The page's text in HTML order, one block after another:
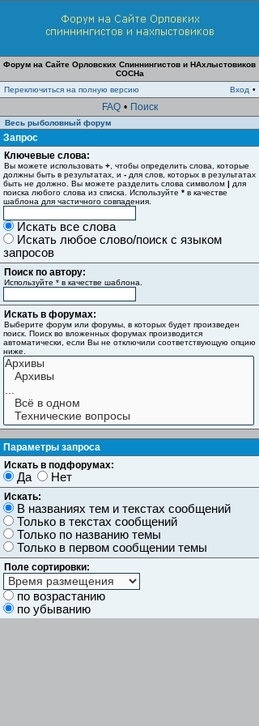
Форум на Сайте Орловских Спиннингистов и НАхлыстовиков
СОСНа
Переключиться на полную версию
Вход •
FAQ • Поиск
Весь рыболовный форум
Запрос
Ключевые слова:
Вы можете использовать + , чтобы определить слова, которые
должны быть в результатах, и - для слов, которых в результатах
быть не должно. Вы можете разделить слова символом | для
поиска любого слова из списка. Используйте * в качестве
шаблона для частичного совпадения.
Искать все слова
Искать любое слово/поиск с языком
запросов
Поиск по автору:
Используйте * в качестве шаблона.
Искать в форумах:
Выберите форум или форумы, в которых будет произведен
поиск. Поиск во вложенных форумах производится
автоматически, если Вы не отключили соответствующую опцию
ниже.
Параметры запроса
Искать в подфорумах:
Да Нет
Искать:
В названиях тем и текстах сообщений
Только в текстах сообщений
Только по названию темы
Только в первом сообщении темы
Поле сортировки:
по возрастанию
по убыванию